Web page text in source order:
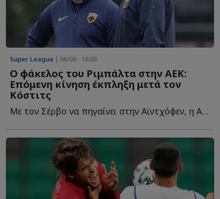
Super League | 06/08 - 16:00
O φάκελος του Ριμπάλτα στην ΑΕΚ:
Επόμενη κίνηση έκπληξη μετά τον
Κόστιτς
Με τον Σέρβο να πηγαίνει στην Αϊντχόφεν, η ΑΕΚ καλείται τ...